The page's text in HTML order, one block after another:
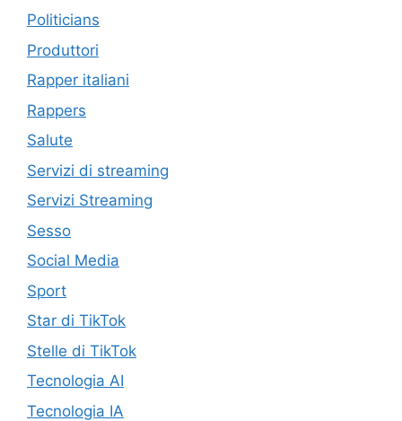
Politicians
Produttori
Rapper italiani
Rappers
Salute
Servizi di streaming
Servizi Streaming
Sesso
Social Media
Sport
Star di TikTok
Stelle di TikTok
Tecnologia AI
Tecnologia IA